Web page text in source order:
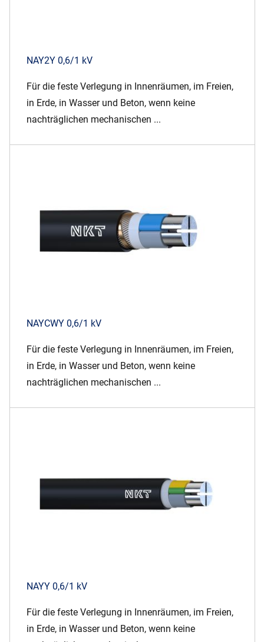
NAY2Y 0,6/1 kV
Für die feste Verlegung in Innenräumen, im Freien,
in Erde, in Wasser und Beton, wenn keine
nachträglichen mechanischen ...
NAYCWY 0,6/1 kV
Für die feste Verlegung in Innenräumen, im Freien,
in Erde, in Wasser und Beton, wenn keine
nachträglichen mechanischen ...
NAYY 0,6/1 kV
Für die feste Verlegung in Innenräumen, im Freien,
in Erde, in Wasser und Beton, wenn keine